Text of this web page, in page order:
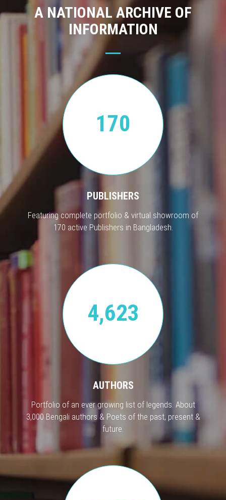
A NATIONAL ARCHIVE OF
INFORMATION
170
PUBLISHERS
Featuring complete portfolio & virtual showroom of
170 active Publishers in Bangladesh.
4,623
AUTHORS
Portfolio of an ever growing list of legends. About
3,000 Bengali authors & Poets of the past, present &
future.